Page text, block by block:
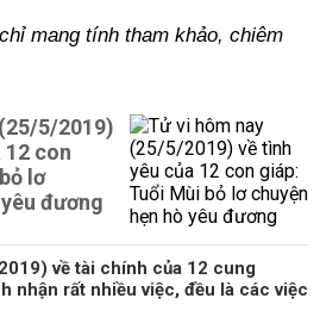
mang tính tham khảo, chiêm
5/2019)
12 con
lơ
đương
về tài chính của 12 cung
nhận rất nhiều việc, đều là các việc